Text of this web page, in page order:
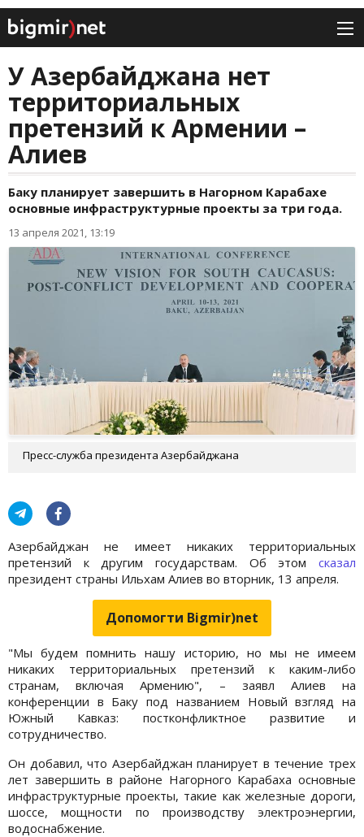
У Азербайджана нет
территориальных
претензий к Армении –
Алиев
Баку планирует завершить в Нагорном Карабахе
основные инфраструктурные проекты за три года.
13 апреля 2021, 13:19
Пресс-служба президента Азербайджана
Азербайджан не имеет никаких территориальных
претензий к другим государствам. Об этом сказал
президент страны Ильхам Алиев во вторник, 13 апреля.
Допомогти Bigmir)net
"Мы будем помнить нашу историю, но мы не имеем
никаких территориальных претензий к каким-либо
странам, включая Армению", – заявл Алиев на
конференции в Баку под названием Новый взгляд на
Южный Кавказ: постконфликтное развитие и
сотрудничество.
Он добавил, что Азербайджан планирует в течение трех
лет завершить в районе Нагорного Карабаха основные
инфраструктурные проекты, такие как железные дороги,
шоссе, мощности по производству электроэнергии,
водоснабжение.